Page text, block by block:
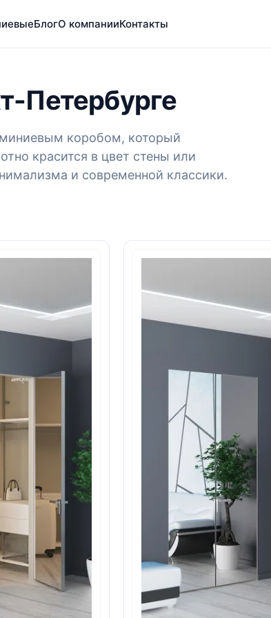
БлогО компанииКонтакты
Петербурге
коробом, который
красится в цвет стены или
и современной классики.